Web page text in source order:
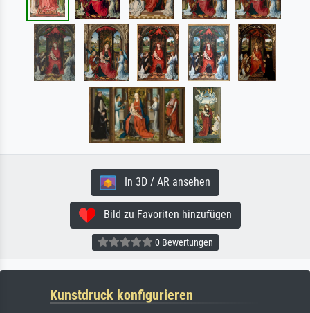
In 3D / AR ansehen
Bild zu Favoriten hinzufügen
0 Bewertungen
Kunstdruck konfigurieren